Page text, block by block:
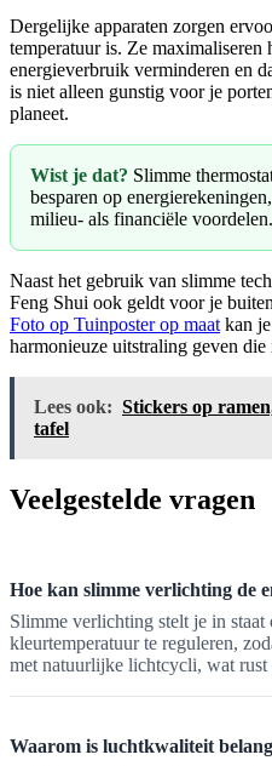
Dergelijke apparaten zorgen
temperatuur is. Ze
energieverbruik verminderen en
is niet alleen gunstig voor je
planeet.
Wist je dat? Slimme
besparen op
milieu- als financiële voordelen.
Naast het gebruik van slimme
Feng Shui ook geldt voor je
Foto op Tuinposter op maat kan
harmonieuze uitstraling geven
Lees ook: Stickers op
tafel
Veelgestelde vragen
Hoe kan slimme verlichting de
Slimme verlichting stelt je in staat
kleurtemperatuur te reguleren,
met natuurlijke lichtcycli, wat rust
Waarom is luchtkwaliteit